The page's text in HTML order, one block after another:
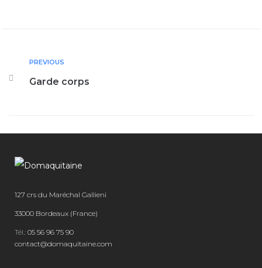
PREVIOUS
Garde corps
127 crs du Maréchal Gallieni
33000 Bordeaux (France)
Tél.: 05 56 96 75 90
contact@domaquitaine.com